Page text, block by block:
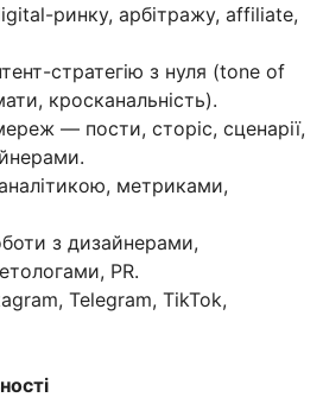
ринку, арбітражу, affiliate,
стратегію з нуля (tone of
кросканальність).
— пости, сторіс, сценарії,
метриками,
з дизайнерами,
PR.
Telegram, TikTok,